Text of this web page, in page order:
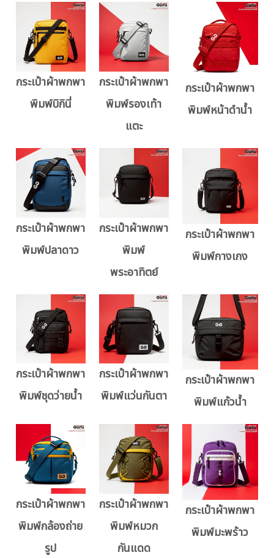
กระเป๋าผ้าพกพา
พิมพ์บิกินี่
กระเป๋าผ้าพกพา
พิมพ์รองเท้า
แตะ
กระเป๋าผ้าพกพา
พิมพ์หน้าดำน้ำ
กระเป๋าผ้าพกพา
พิมพ์ปลาดาว
กระเป๋าผ้าพกพา
พิมพ์
พระอาทิตย์
กระเป๋าผ้าพกพา
พิมพ์กางเกง
กระเป๋าผ้าพกพา
พิมพ์ชุดว่ายน้ำ
กระเป๋าผ้าพกพา
พิมพ์แว่นกันตา
กระเป๋าผ้าพกพา
พิมพ์แก้วน้ำ
กระเป๋าผ้าพกพา
พิมพ์กล้องถ่าย
รูป
กระเป๋าผ้าพกพา
พิมพ์หมวก
กันแดด
กระเป๋าผ้าพกพา
พิมพ์มะพร้าว